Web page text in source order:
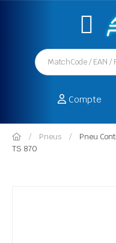
Compte
Pneus
Pneu
TS 870